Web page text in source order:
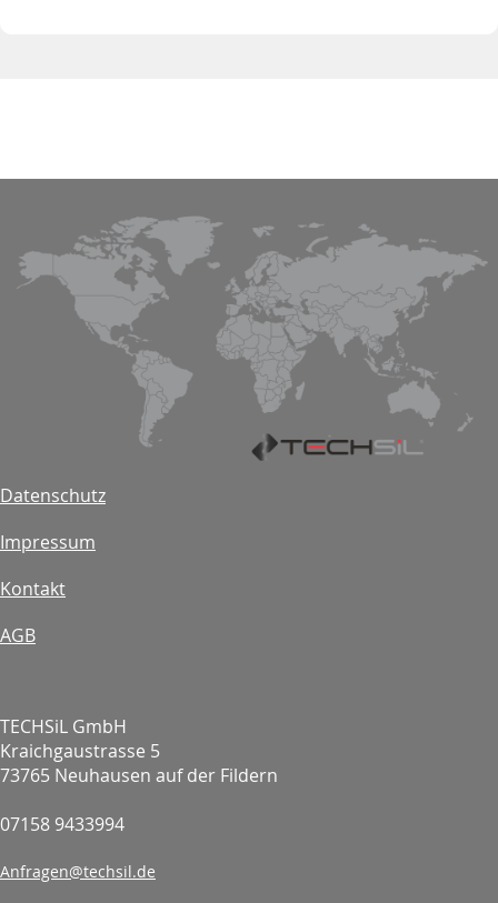
Datenschutz
Impressum
Kontakt
AGB
TECHSiL GmbH
Kraichgaustrasse 5
73765 Neuhausen auf der Fildern
07158 9433994
Anfragen@techsil.de